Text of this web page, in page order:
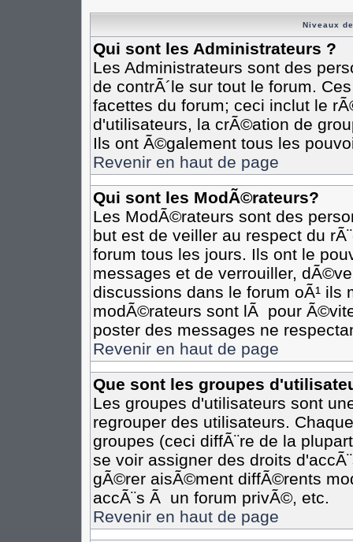
Niveaux
Qui sont les Administrateurs ?
Les Administrateurs sont des
de contrÃ´le sur tout le forum.
facettes du forum; ceci inclut le
d'utilisateurs, la crÃ©ation de
Ils ont Ã©galement tous les
Revenir en haut de page
Qui sont les ModÃ©rateurs?
Les ModÃ©rateurs sont des
but est de veiller au respect du
forum tous les jours. Ils ont le
messages et de verrouiller,
discussions dans le forum oÃ¹ ils
modÃ©rateurs sont lÃ pour
poster des messages ne
Revenir en haut de page
Que sont les groupes
Les groupes d'utilisateurs sont
regrouper des utilisateurs.
groupes (ceci diffÃ¨re de la
se voir assigner des droits
gÃ©rer aisÃ©ment diffÃ©rents
accÃ¨s Ã un forum privÃ©, etc.
Revenir en haut de page